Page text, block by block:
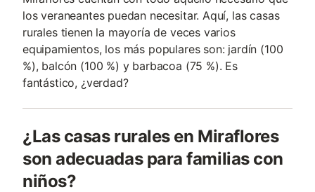
los veraneantes puedan necesitar. Aquí, las casas
rurales tienen la mayoría de veces varios
equipamientos, los más populares son: jardín (100
%), balcón (100 %) y barbacoa (75 %). Es
fantástico, ¿verdad?
¿Las casas rurales en Miraflores
son adecuadas para familias con
niños?